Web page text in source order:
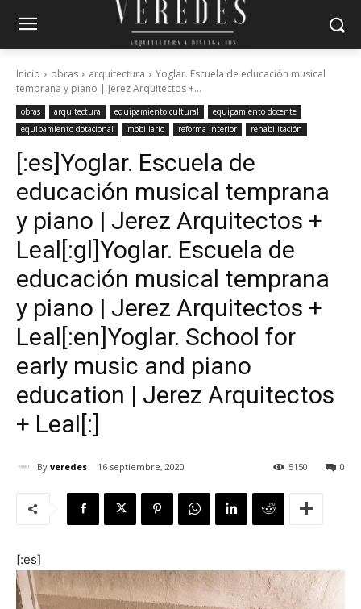
Inicio obras arquitectura
Yoglar. Escuela de educación musical
temprana y piano | Jerez Arquitectos +...
obras arquitectura equipamiento cultural
equipamiento docente
equipamiento dotacional
mobiliario reforma interior rehabilitación
[:es]Yoglar. Escuela de
educación musical temprana
y piano | Jerez Arquitectos +
Leal[:gl]Yoglar. Escuela de
educación musical temprana
y piano | Jerez Arquitectos +
Leal[:en]Yoglar. School for
early music and piano
education | Jerez Arquitectos
+ Leal[:]
By veredes 16 septiembre, 2020 0
5150
[:es]